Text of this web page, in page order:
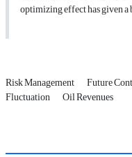
optimizing effect has given a
Risk Management Future
Fluctuation Oil Revenues